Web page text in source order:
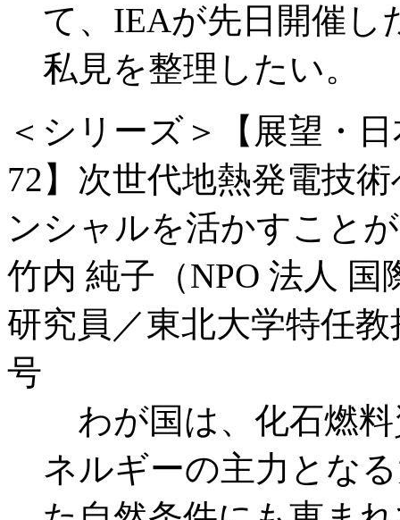
て、IEAが先日開催し
私見を整理したい。
＜シリーズ＞【展望・
72】次世代地熱発電技
ンシャルを活かすこと
竹内 純子（NPO 法人
研究員／東北大学特任教
号
わが国は、化石燃料
ネルギーの主力とな